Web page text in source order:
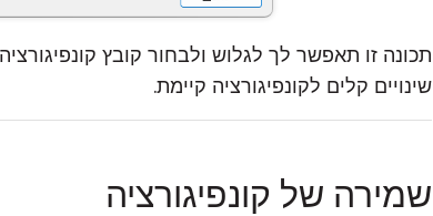
תכונה זו תאפשר לך לגלוש ולבחור קובץ
שינויים קלים לקונפיגורציה קיימת.
שמירה של קונפיגורציה